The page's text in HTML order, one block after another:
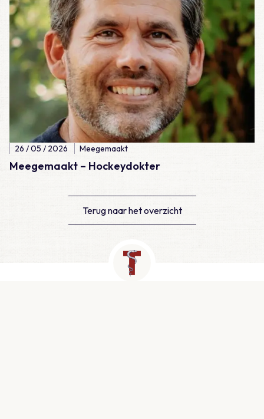
Meegemaakt – Hockeydokter
26 / 05 / 2026 Meegemaakt
Terug naar het overzicht